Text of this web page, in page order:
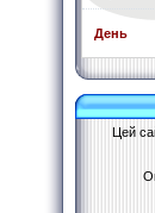
День
Цей